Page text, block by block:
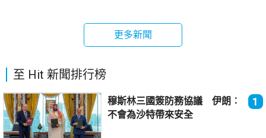
更多新聞
至 Hit 新聞排行榜
穆斯林三國簽防務協議 伊朗︰
不會為沙特帶來安全
1